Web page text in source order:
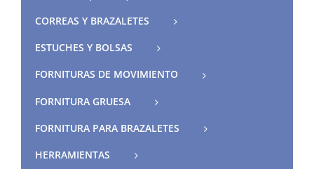
CORREAS Y BRAZALETES
ESTUCHES Y BOLSAS
FORNITURAS DE MOVIMIENTO
FORNITURA GRUESA
FORNITURA PARA BRAZALETES
HERRAMIENTAS